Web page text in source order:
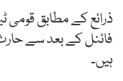
ذرائع کے مطابق
فائنل کے بعد سے
ہیں۔